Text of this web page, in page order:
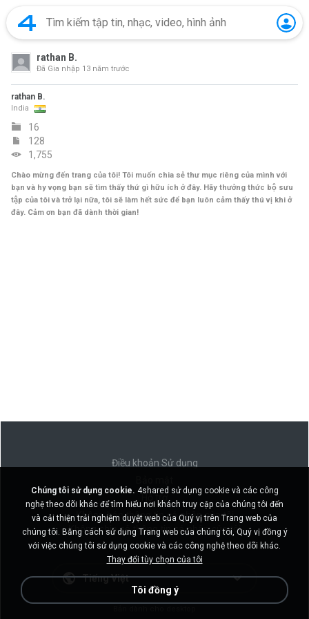
rathan B.
Đã Gia nhập 13 năm trước
rathan B.
India
16
128
1,755
Chào mừng đến trang của tôi! Tôi muốn chia sẻ thư mục riêng của mình với
bạn và hy vọng bạn sẽ tìm thấy thứ gì hữu ích ở đây. Hãy thưởng thức bộ sưu
tập của tôi và trở lại nữa, tôi sẽ làm hết sức để bạn luôn cảm thấy thú vị khi ở
đây. Cảm ơn bạn đã dành thời gian!
Điều khoản Sử dụng
Không bán thông tin cá nhân của tôi
Không chia sẻ thông tin cá nhân của tôi
Tiếng Việt
Chúng tôi sử dụng cookie. 4shared sử dụng cookie và các công
nghệ theo dõi khác để tìm hiểu nơi khách truy cập của chúng tôi đến
và cải thiện trải nghiệm duyệt web của Quý vị trên Trang web của
chúng tôi. Bằng cách sử dụng Trang web của chúng tôi, Quý vị đồng ý
với việc chúng tôi sử dụng cookie và các công nghệ theo dõi khác.
Thay đổi tùy chọn của tôi
Tôi đồng ý